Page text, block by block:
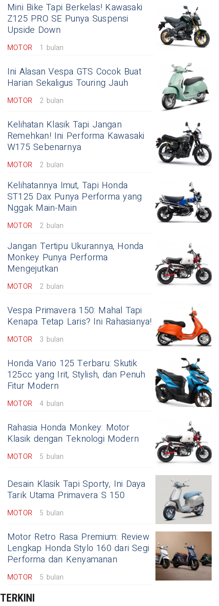
Mini Bike Tapi Berkelas! Kawasaki
Z125 PRO SE Punya Suspensi
Upside Down
MOTOR 1 bulan
Ini Alasan Vespa GTS Cocok Buat
Harian Sekaligus Touring Jauh
MOTOR 2 bulan
Kelihatan Klasik Tapi Jangan
Remehkan! Ini Performa Kawasaki
W175 Sebenarnya
MOTOR 2 bulan
Kelihatannya Imut, Tapi Honda
ST125 Dax Punya Performa yang
Nggak Main-Main
MOTOR 2 bulan
Jangan Tertipu Ukurannya, Honda
Monkey Punya Performa
Mengejutkan
MOTOR 2 bulan
Vespa Primavera 150: Mahal Tapi
Kenapa Tetap Laris? Ini Rahasianya!
MOTOR 3 bulan
Honda Vario 125 Terbaru: Skutik
125cc yang Irit, Stylish, dan Penuh
Fitur Modern
MOTOR 4 bulan
Rahasia Honda Monkey: Motor
Klasik dengan Teknologi Modern
MOTOR 5 bulan
Desain Klasik Tapi Sporty, Ini Daya
Tarik Utama Primavera S 150
MOTOR 5 bulan
Motor Retro Rasa Premium: Review
Lengkap Honda Stylo 160 dari Segi
Performa dan Kenyamanan
MOTOR 5 bulan
TERKINI